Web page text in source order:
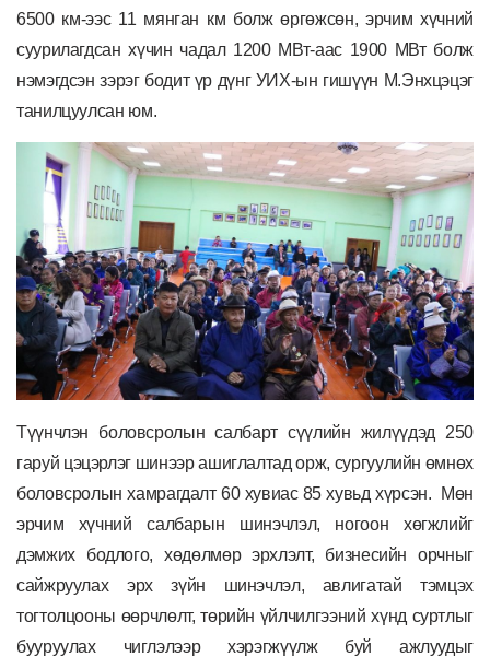
6500 км-ээс 11 мянган км болж өргөжсөн, эрчим хүчний
суурилагдсан хүчин чадал 1200 МВт-аас 1900 МВт болж
нэмэгдсэн зэрэг бодит үр дүнг УИХ-ын гишүүн М.Энхцэцэг
танилцуулсан юм.
Түүнчлэн боловсролын салбарт сүүлийн жилүүдэд 250
гаруй цэцэрлэг шинээр ашиглалтад орж, сургуулийн өмнөх
боловсролын хамрагдалт 60 хувиас 85 хувьд хүрсэн.
Мөн
эрчим хүчний салбарын шинэчлэл, ногоон хөгжлийг
дэмжих бодлого, хөдөлмөр эрхлэлт, бизнесийн орчныг
сайжруулах эрх зүйн шинэчлэл, авлигатай тэмцэх
тогтолцооны өөрчлөлт, төрийн үйлчилгээний хүнд суртлыг
бууруулах чиглэлээр хэрэгжүүлж буй ажлуудыг